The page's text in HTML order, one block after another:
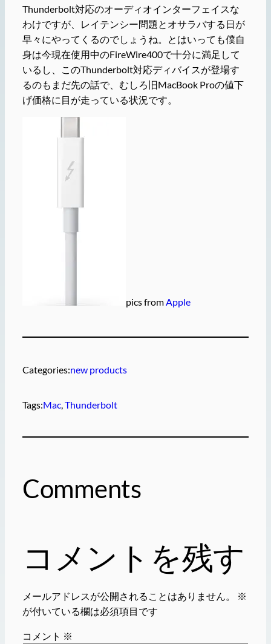
Thunderbolt対応のオーディオインターフェイスな
わけですが、レイテンシー問題とオサラバする日が
早々にやってくるのでしょうね。とはいっても僕自
身は今現在使用中のFireWire400で十分に満足して
いるし、このThunderbolt対応ディバイスが登場す
るのもまだ先の話で、むしろ旧MacBook Proの値下
げ価格に目が走っている状況です。
pics fromApple
Categories:new products
Tags:Mac, Thunderbolt
Comments
コメントを残す
メールアドレスが公開されることはありません。
※
が付いている欄は必須項目です
コメント ※